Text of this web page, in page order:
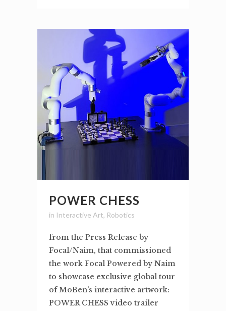
POWER CHESS
in Interactive Art, Robotics
from the Press Release by
Focal/Naim, that commissioned
the work Focal Powered by Naim
to showcase exclusive global tour
of MoBen’s interactive artwork:
POWER CHESS video trailer